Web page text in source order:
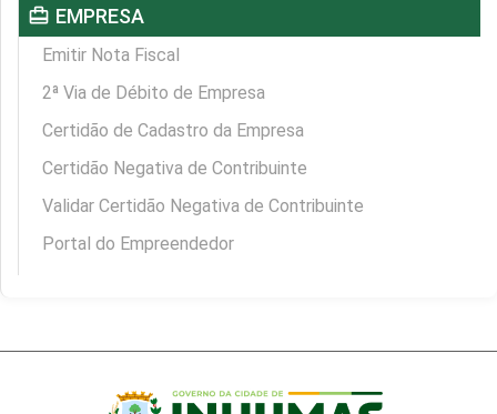
card_travel EMPRESA
Emitir Nota Fiscal
2ª Via de Débito de Empresa
Certidão de Cadastro da Empresa
Certidão Negativa de Contribuinte
Validar Certidão Negativa de Contribuinte
Portal do Empreendedor